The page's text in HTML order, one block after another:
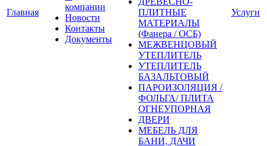
Главная
компании
Новости
Контакты
Документы
ПЛИТНЫЕ
МАТЕРИАЛЫ
(Фанера / ОСБ)
МЕЖВЕНЦОВЫЙ
УТЕПЛИТЕЛЬ
УТЕПЛИТЕЛЬ
БАЗАЛЬТОВЫЙ
ПАРОИЗОЛЯЦИЯ /
ФОЛЬГА/ ПЛИТА
ОГНЕУПОРНАЯ
ДВЕРИ
МЕБЕЛЬ ДЛЯ
БАНИ, ДАЧИ
Услуги